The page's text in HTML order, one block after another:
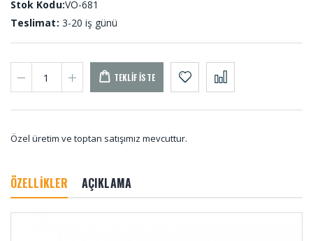
Stok Kodu:VO-681
Teslimat: 3-20 iş günü
TEKLIF İSTE
Özel üretim ve toptan satışımız mevcuttur.
ÖZELLİKLER AÇIKLAMA